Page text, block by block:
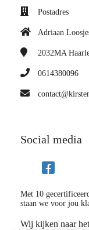
Postadres
Adriaan
2032MA
0614380096
Social media
Met 10
staan we voor jou
Wij kijken naar